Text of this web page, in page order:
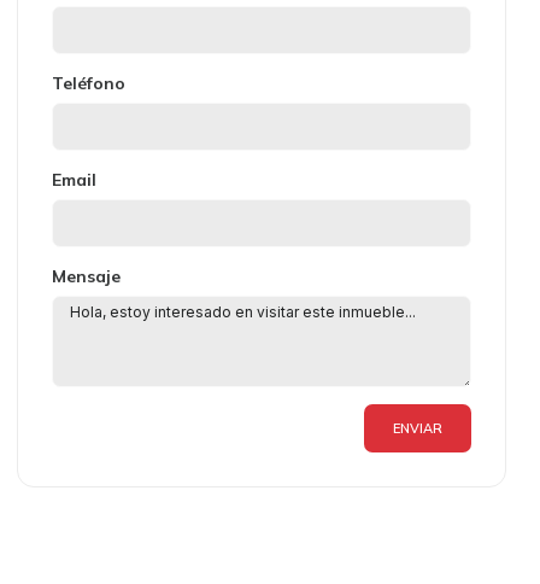
Teléfono
Email
Mensaje
ENVIAR